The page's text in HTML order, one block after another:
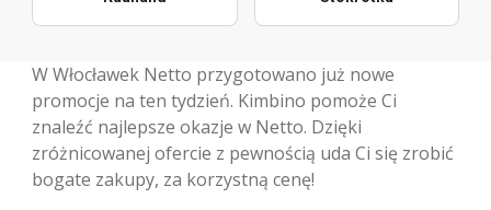
W Włocławek Netto przygotowano już nowe
promocje na ten tydzień. Kimbino pomoże Ci
znaleźć najlepsze okazje w Netto. Dzięki
zróżnicowanej ofercie z pewnością uda Ci się zrobić
bogate zakupy, za korzystną cenę!